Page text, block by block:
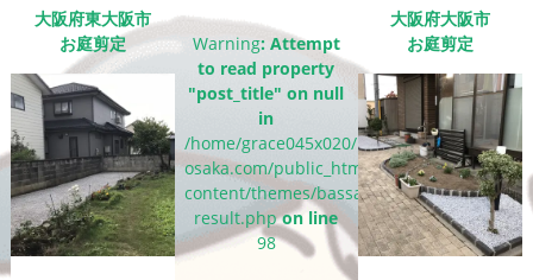
大阪府東大阪市
お庭剪定
Warning: Attempt
to read property
"post_title" on null
in
/home/grace045x020/bassaigroup-
osaka.com/public_html/wp-
content/themes/bassai_cms/single-
result.phpon line
98
大阪府大阪市
お庭剪定